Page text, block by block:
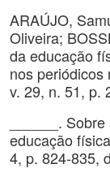
ARAÚJO,
Oliveira;
da educação
nos periódicos
v. 29, n. 51, p.
______.
educação
4, p. 824-835,